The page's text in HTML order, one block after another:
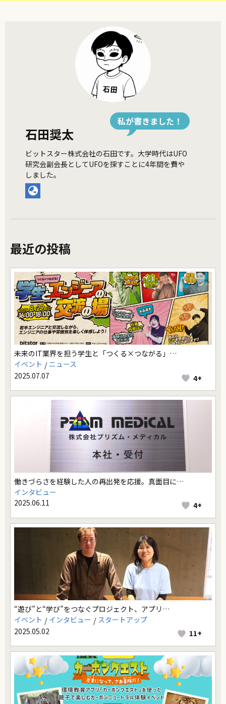
私が書きました！
石田奨太
ビットスター株式会社の石田です。大学時代はUFO
研究会副会長としてUFOを探すことに4年間を費や
しました。
最近の投稿
未来のIT業界を担う学生と「つくる×つながる」…
イベント
ニュース
2025.07.07
4+
働きづらさを経験した人の再出発を応援。真面目に…
インタビュー
2025.06.11
4+
“遊び”と“学び”をつなぐプロジェクト、アプリ…
イベント
インタビュー
スタートアップ
2025.05.02
11+